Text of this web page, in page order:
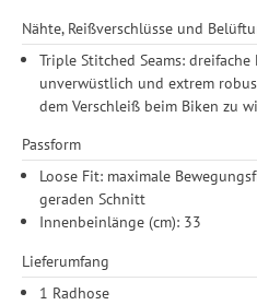
Nähte, Reißverschlüsse und
Triple Stitched Seams:
unverwüstlich und extrem
dem Verschleiß beim Biken zu
Passform
Loose Fit: maximale
geraden Schnitt
Innenbeinlänge (cm): 33
Lieferumfang
1 Radhose